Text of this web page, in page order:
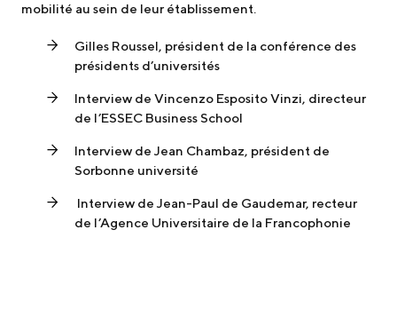
mobilité au sein de leur établissement.
Gilles Roussel, président de la conférence des
présidents d’universités
Interview de Vincenzo Esposito Vinzi, directeur
de l’ESSEC Business School
Interview de Jean Chambaz, président de
Sorbonne université
Interview de Jean-Paul de Gaudemar, recteur
de l’Agence Universitaire de la Francophonie